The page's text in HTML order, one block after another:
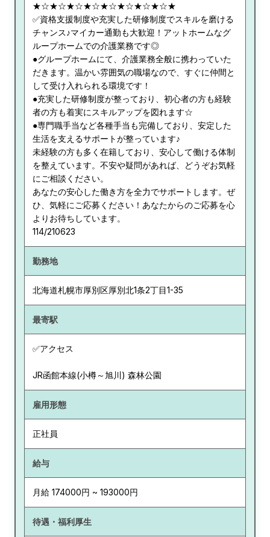
★☆★☆★☆★☆★☆★☆★☆★☆★
✅資格支援制度や充実した研修制度でスキルを磨ける
チャンス♪マイカー通勤も大歓迎！アットホームなグ
ループホームでの介護業務です◎
●グループホームにて、介護業務全般に携わっていた
だきます。温かい雰囲気の職場なので、すぐに仲間と
して受け入れられる環境です！
●充実した研修制度が整っており、初心者の方も経験
者の方も着実にスキルアップを図れます☆
●専門職手当など各種手当も完備しており、安定した
生活を支えるサポートが整っています♪
未経験の方も多く在籍しており、安心して働ける体制
を整えています。不安や疑問があれば、どうぞお気軽
にご相談ください。
あなたの安心した働き方を全力でサポートします。ぜ
ひ、気軽にご応募ください！あなたからのご応募を心
よりお待ちしています。
114/210623
勤務地
北海道札幌市厚別区厚別北1条2丁目1-35
最寄駅
✅アクセス
JR函館本線(小樽～旭川) 森林公園
雇用形態
正社員
給与
月給 174000円 ~ 193000円
待遇・福利厚生